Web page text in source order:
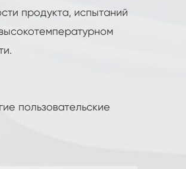
продукта, испытаний
пользовательские